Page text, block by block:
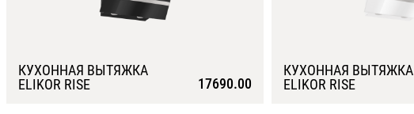
КУХОННАЯ ВЫТЯЖКА
ELIKOR RISE
17690.00
КУХОННАЯ ВЫТЯЖКА
ELIKOR RISE